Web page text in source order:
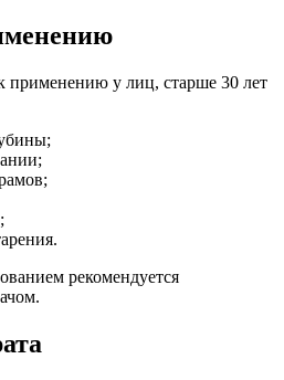
применению у лиц, старше 30 лет
рекомендуется